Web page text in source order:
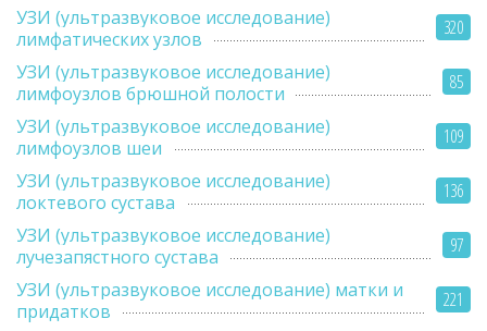
320
УЗИ (ультразвуковое исследование)
лимфатических узлов
85
УЗИ (ультразвуковое исследование)
лимфоузлов брюшной полости
109
УЗИ (ультразвуковое исследование)
лимфоузлов шеи
136
УЗИ (ультразвуковое исследование)
локтевого сустава
97
УЗИ (ультразвуковое исследование)
лучезапястного сустава
221
УЗИ (ультразвуковое исследование) матки и
придатков